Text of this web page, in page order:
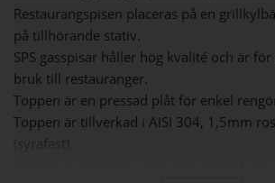
Restaurangspisen placeras på en
på tillhörande stativ.
SPS gasspisar håller hög kvalité och är
bruk till restauranger.
Toppen är en pressad plåt för enkel
Toppen är tillverkad i AISI 304, 1,5mm
(syrafast).